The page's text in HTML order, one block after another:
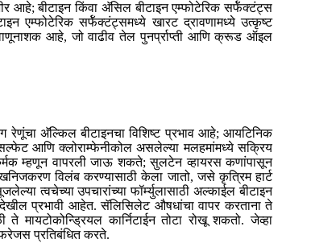
आहे; बीटाइन किंवा अ‍ॅसिल बीटाइन एम्फोटेरिक सर्फॅक्टंट्स
एम्फोटेरिक सर्फॅक्टंट्समध्ये खारट द्रावणामध्ये उत्कृष्ट
आहे, जो वाढीव तेल पुनर्प्राप्ती आणि क्रूड ऑइल
अ‍ॅल्किल बीटाइनचा विशिष्ट प्रभाव आहे; आयटिनिक
सल्फेट आणि क्लोराम्फेनीकोल असलेल्या मलहमांमध्ये सक्रिय
म्हणून वापरली जाऊ शकते; सुलटेन व्हायरस कणांपासून
विलंब करण्यासाठी केला जातो, जसे कृत्रिम हार्ट
त्वचेच्या उपचारांच्या फॉर्म्युलासाठी अल्काईल बीटाइन
प्रभावी आहेत. सॅलिसिलेट औषधांचा वापर करताना ते
कार्निटाईन तोटा रोखू शकतो. जेव्हा
प्रतिबंधित करते.